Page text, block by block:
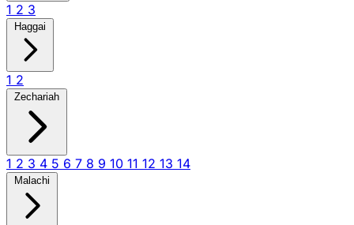
1 2 3
Haggai
1 2
Zechariah
1 2 3 4 5 6 7 8 9 10 11 12 13 14
Malachi